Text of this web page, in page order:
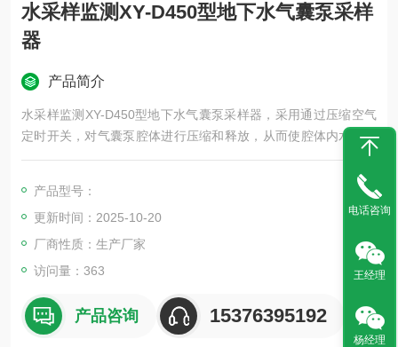
水采样监测XY-D450型地下水气囊泵采样
器
产品简介
水采样监测XY-D450型地下水气囊泵采样器，采用通过压缩空气
定时开关，对气囊泵腔体进行压缩和释放，从而使腔体内水样从
泵体中推到地表，双单向阀设计，当压缩空气关闭时，水又会流
入腔体，此过程，水样不与压缩空气进行接触，保证了水样的原
始性。产品广泛适用于环保、安监、卫生、厂企、科研、军事、
教育等部门进行地下水的采样监测。
产品型号：
更新时间：2025-10-20
厂商性质：生产厂家
访问量：363
产品咨询 15376395192
电话咨询
王经理
杨经理